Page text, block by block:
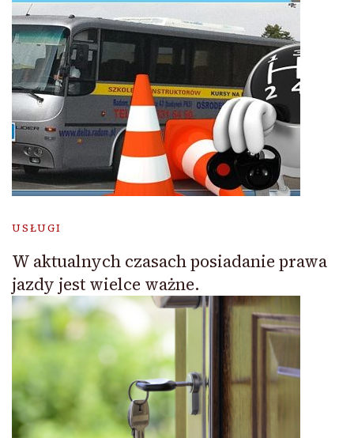
USŁUGI
W aktualnych czasach posiadanie prawa
jazdy jest wielce ważne.